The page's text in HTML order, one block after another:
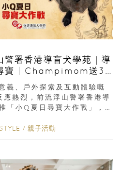
警署香港導盲犬學苑｜導
寶 | Champimom送3
義、戶外探索及互動體驗嘅
熱烈，前流浮山警署香港導
「小Q夏日尋寶大作戰」，家
/ 親子活動